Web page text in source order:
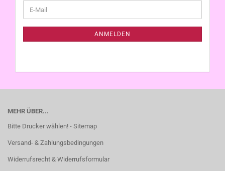
ZUR
E-
Mail
ANMELDEN
MEHR ÜBER...
Bitte Drucker wählen! - Sitemap
Versand- & Zahlungsbedingungen
Widerrufsrecht & Widerrufsformular